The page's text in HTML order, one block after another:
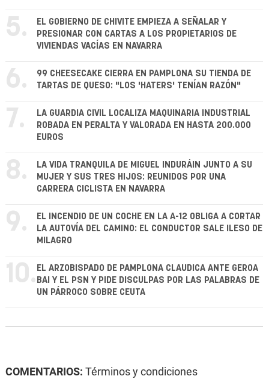
5.
EL GOBIERNO DE CHIVITE EMPIEZA A SEÑALAR Y
PRESIONAR CON CARTAS A LOS PROPIETARIOS DE
VIVIENDAS VACÍAS EN NAVARRA
6.
99 CHEESECAKE CIERRA EN PAMPLONA SU TIENDA DE
TARTAS DE QUESO: "LOS 'HATERS' TENÍAN RAZÓN"
7.
LA GUARDIA CIVIL LOCALIZA MAQUINARIA INDUSTRIAL
ROBADA EN PERALTA Y VALORADA EN HASTA 200.000
EUROS
8.
LA VIDA TRANQUILA DE MIGUEL INDURÁIN JUNTO A SU
MUJER Y SUS TRES HIJOS: REUNIDOS POR UNA
CARRERA CICLISTA EN NAVARRA
9.
EL INCENDIO DE UN COCHE EN LA A-12 OBLIGA A CORTAR
LA AUTOVÍA DEL CAMINO: EL CONDUCTOR SALE ILESO DE
MILAGRO
10. EL ARZOBISPADO DE PAMPLONA CLAUDICA ANTE GEROA
BAI Y EL PSN Y PIDE DISCULPAS POR LAS PALABRAS DE
UN PÁRROCO SOBRE CEUTA
COMENTARIOS: Términos y condiciones